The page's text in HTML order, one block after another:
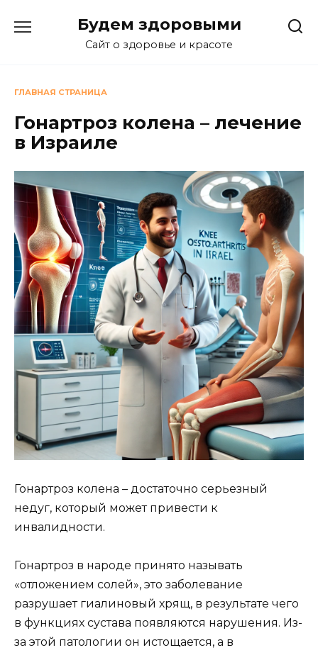
Будем здоровыми
Сайт о здоровье и красоте
ГЛАВНАЯ СТРАНИЦА
Гонартроз колена – лечение
в Израиле
Гонартроз колена – достаточно серьезный
недуг, который может привести к
инвалидности.
Гонартроз в народе принято называть
«отложением солей», это заболевание
разрушает гиалиновый хрящ, в результате чего
в функциях сустава появляются нарушения. Из-
за этой патологии он истощается, а в